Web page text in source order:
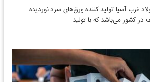
غرب آسیا تولید کننده ورق‌های سرد نوردیده
کشور می‌باشد که با تولید…